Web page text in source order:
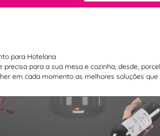
para Hotelaria
para a sua mesa e cozinha, desde,
em cada momento as melhores soluções